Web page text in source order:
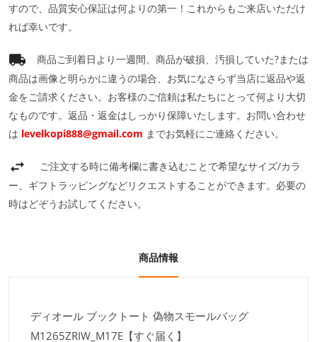
すので、品質安心保証は何よりの第一！これからもご来店いただけ
れば幸いです。
商品ご到着日より一週間、商品が破損、汚損していた?または
商品は画像と明らかに違うの場合、お気になさらず当店に返品や返
金をご請求ください。お客様のご信頼は私たちにとって何より大切
なものです。返品・返金はしっかり保障いたします。お問い合わせ
は levelkopi888@gmail.com までお気軽にご連絡ください。
ご注文する時に備考欄に書き込むことで希望なサイズ/カラ
ー、ギフトラッピングなどリクエストすることができます。必要の
時はどぞうお試してください。
商品情報
ディオール ブックトート 偽物スモールバッグ
M1265ZRIW_M17E【すぐ届く】